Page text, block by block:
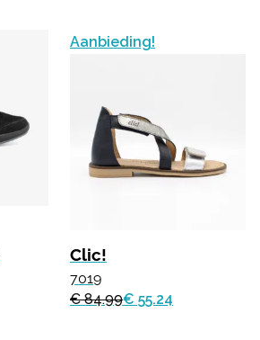
Aanbieding!
Clic!
7019
€ 84.99€ 55.24